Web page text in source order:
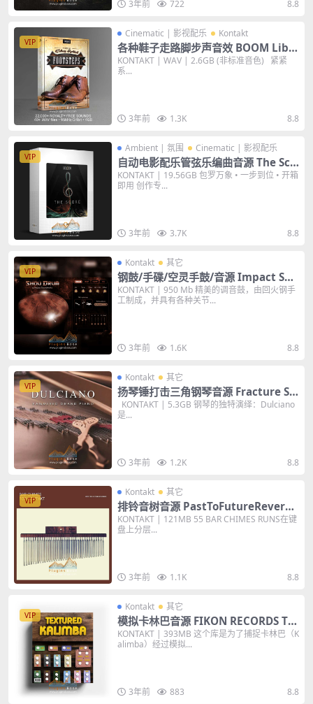
3年前 722 8.8
VIP
Cinematic | 影视配乐 Kontakt
各种鞋子走路脚步声音效 BOOM Libr
ary Virtual Foley Artist Footsteps
KONTAKT WAV 电影游戏音效
KONTAKT | WAV | 2.6GB (非标准音色) 紧紧
系...
3年前 1.3K 8.8
VIP
Ambient | 氛围 Cinematic | 影视配乐
自动电影配乐管弦乐编曲音源 The Sco
re KONTAKT
KONTAKT | 19.56GB 包罗万象 • 一步到位 • 开箱
即用 创作专...
3年前 3.7K 8.8
VIP
Kontakt 其它
钢鼓/手碟/空灵手鼓/音源 Impact Sou
ndworks Shou Drum KONTAKT 金
属鼓音色
KONTAKT | 950 Mb 精美的调音鼓，由回火钢手
工制成，并具有各种关节...
3年前 1.6K 8.8
VIP
Kontakt 其它
扬琴锤打击三角钢琴音源 Fracture So
unds Dulciano KONTAKT 音色
KONTAKT | 5.3GB 钢琴的独特演绎：Dulciano
是...
3年前 1.2K 8.8
VIP
Kontakt 其它
排铃音树音源 PastToFutureReverbs
Bar Chimes For KONTAKT & WAV
KONTAKT | 121MB 55 BAR CHIMES RUNS在键
盘上分层...
3年前 1.1K 8.8
VIP
Kontakt 其它
模拟卡林巴音源 FIKON RECORDS Te
xtured Kalimba Guitar Pedal Kont
akt Library KONTAKT 音色
KONTAKT | 393MB 这个库是为了捕捉卡林巴（K
alimba）经过模拟...
3年前 883 8.8